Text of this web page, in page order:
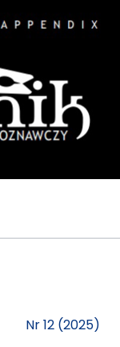
Nr 12 (2025)